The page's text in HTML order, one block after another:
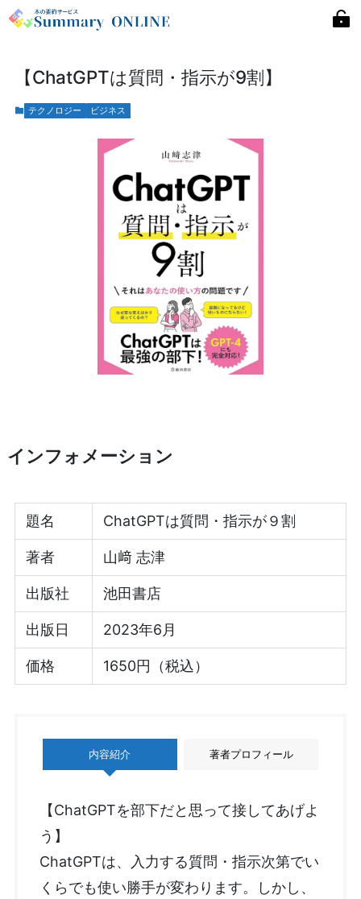
【ChatGPTは質問・指示が9割】
テクノロジー ビジネス
インフォメーション
題名 ChatGPTは質問・指示が９割
著者 山﨑 志津
出版社 池田書店
出版日 2023年6月
価格 1650円（税込）
内容紹介 著者プロフィール
【ChatGPTを部下だと思って接してあげよ
う】
ChatGPTは、入力する質問・指示次第でい
くらでも使い勝手が変わります。しかし、